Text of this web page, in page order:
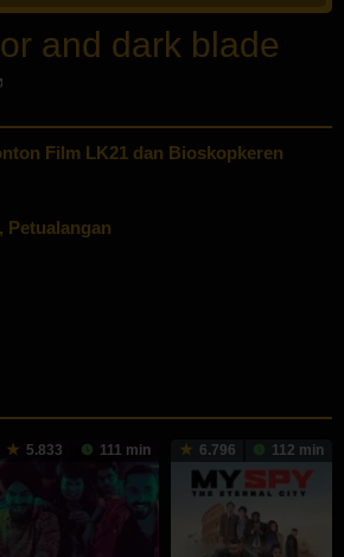
and dark blade
Film LK21 dan Bioskopkeren
, Petualangan
5.833 111 min 6.796 112 min